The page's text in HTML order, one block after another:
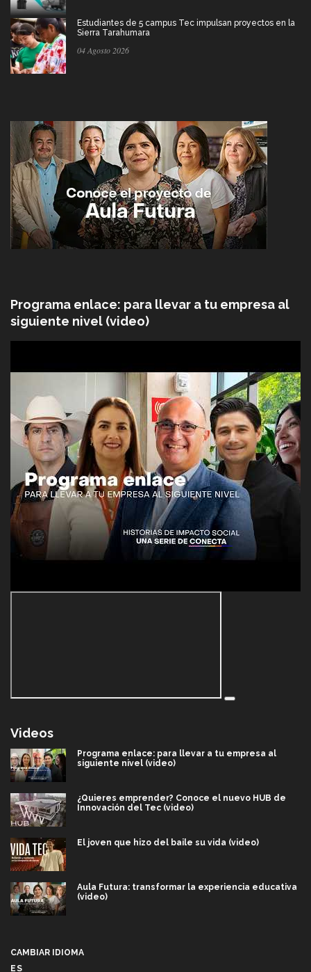
Estudiantes de 5 campus Tec impulsan proyectos en la
Sierra Tarahumara
04 Agosto 2026
Programa enlace: para llevar a tu empresa al
siguiente nivel (video)
Videos
Programa enlace: para llevar a tu empresa al
siguiente nivel (video)
¿Quieres emprender? Conoce el nuevo HUB de
Innovación del Tec (video)
El joven que hizo del baile su vida (video)
Aula Futura: transformar la experiencia educativa
(video)
CAMBIAR IDIOMA
ES